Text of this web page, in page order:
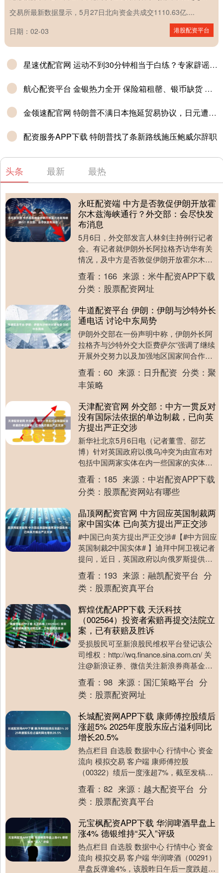
交易所最新数据显示，5月27日北向资金共成交1110.63亿....
日期：02-03
港股配资平台
星速优配官网 运动不到30分钟相当于白练？专家辟谣丨真相来了
航心配资平台 金银热力全开 保险箱租罄、银币缺货 上市公司掘金黄金投资
金领速配官网 特朗普不满日本拖延贸易协议，日元遭遇“外部施压+内部通缩”双杀
配资服务APP下载 特朗普找了条新路线施压鲍威尔辞职
头条 最新 最热
永旺配资端 中方是否敦促伊朗开放霍
尔木兹海峡通行？外交部：会尽快发
布消息
5月6日，外交部发言人林剑主持例行记者
会。有记者就伊朗外长阿拉格齐访华有关
情况，及中方是否敦促伊朗开放霍尔木兹
海峡通行提问。 林剑表示，5月6日，中共
中央政治局....
查看： 166 来源： 米牛配资APP下载
分类： 股票配资网址
牛道配资平台 伊朗：伊朗与沙特外长
通电话 讨论中东局势
伊朗外交部在一份声明中称，伊朗外长阿
拉格齐与沙特外交大臣费萨尔“强调了继续
开展外交努力以及加强地区国家间合作的
重要性，以防止紧张局势出现和升级”。 海
量资讯、精....
查看： 60 来源： 日升配资 分类：聚
丰策略
天津配资官网 外交部：中方一贯反对
没有国际法依据的单边制裁，已向英
方提出严正交涉
新华社北京5月6日电（记者董雪、邵艺
博）针对英国政府以俄乌冲突为由宣布对
包括中国两家实体在内一些国家的实体及
个人实施制裁，外交部发言人林剑6日在例
行记者会上答问....
查看： 185 来源： 中岩配资APP下载
分类： 股票配资网站有哪些
晶顶网配资官网 中方回应英国制裁两
家中国实体 已向英方提出严正交涉
#中国已向英方提出严正交涉#【#中方回应
英国制裁2中国实体# 】迪拜中阿卫视记者
提问，近日，英国政府以向俄罗斯提供无
人机部件等军事物资为由，宣布对一些国
家实体及....
查看： 193 来源： 融凯配资平台 分
类： 股票配资真平台
辉煌优配APP下载 天沃科技
（002564）投资者索赔再提交法院立
案，已有获赔及胜诉
受损股民可至新浪股民维权平台登记该公
司维权：http://wq.finance.sina.com.cn/ 关
注@新浪证券、微信关注新浪券商基金、
百度搜索新浪股民....
查看： 98 来源： 国汇策略平台 分
类： 股票配资网址
长城配资网APP下载 康师傅控股绩后
涨超5% 2025年度股东应占溢利同比
增长20.5%
热点栏目 自选股 数据中心 行情中心 资金
流向 模拟交易 客户端 康师傅控股
（00322）绩后一度涨超7%，截至发稿，
股价上涨5.08%，现报12.63港元，成....
查看： 82 来源： 越大配资平台 分
类： 股票配资真平台
元宝枫配资APP下载 华润啤酒早盘上
涨4% 德银维持“买入”评级
热点栏目 自选股 数据中心 行情中心 资金
流向 模拟交易 客户端 华润啤酒（00291）
早盘反弹逾4%，该股昨日午后一度跌超